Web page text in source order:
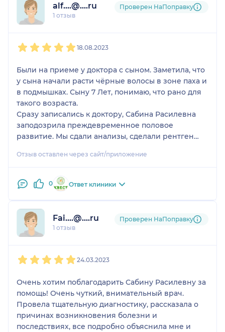
грамотно и со всеми необходимыми
рекомендациями ! Благодарю Вас душевно ! Сын
alf....@....ru
1 отзыв
Проверен НаПоправку
18.08.2023
Были на приеме у доктора с сыном. Заметила, что
у сына начали расти чёрные волосы в зоне паха и
в подмышках. Сыну 7 Лет, понимаю, что рано для
такого возраста.
Сразу записались к доктору, Сабина Расилевна
заподозрила преждевременное половое
развитие. Мы сдали анализы, сделали рентген
переживала, что ребёнок больше не вырастет, но
заболевание развивается. Врач направила на
дообследование, где сыну уже был назначен
внимательное отношение, доброту!!! Благодаря
Сабине Расилевне сейчас сын получает лечение
и мы не увидим в будущем осложнений.
Отзыв оставлен через сайт/приложение
0 Ответ клиники
Fai....@....ru
1 отзыв
Проверен НаПоправку
24.03.2023
Очень хотим поблагодарить Сабину Расилевну за
помощь! Очень чуткий, внимательный врач.
Провела тщательную диагностику, рассказала о
причинах возникновения болезни и
последствиях, все подробно объяснила мне и